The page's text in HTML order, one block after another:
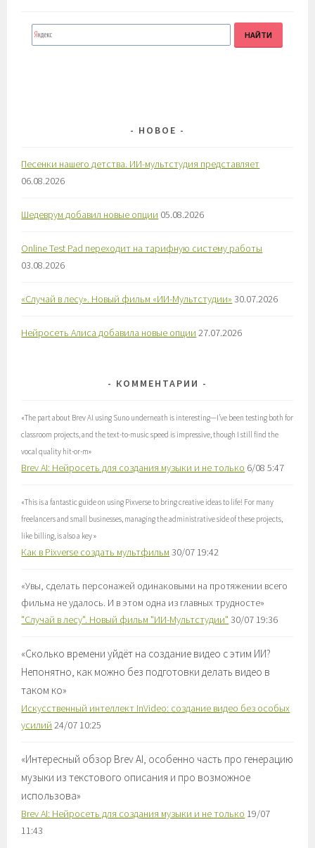
НОВОЕ
Песенки нашего детства. ИИ-мультстудия представляет
06.08.2026
Шедеврум добавил новые опции 05.08.2026
Online Test Pad переходит на тарифную систему работы
03.08.2026
«Случай в лесу». Новый фильм «ИИ-Мультстудии» 30.07.2026
Нейросеть Алиса добавила новые опции 27.07.2026
КОММЕНТАРИИ
«The part about Brev AI using Suno underneath is interesting—I’ve been testing both for
classroom projects, and the text-to-music speed is impressive, though I still find the
vocal quality hit-or-m»
Brev AI: Нейросеть для создания музыки и не только 6/08 5:47
«This is a fantastic guide on using Pixverse to bring creative ideas to life! For many
freelancers and small businesses, managing the administrative side of these projects,
like billing, is also a key»
Как в Pixverse создать мультфильм 30/07 19:42
«Увы, сделать персонажей одинаковыми на протяжении всего
фильма не удалось. И в этом одна из главных трудносте»
"Случай в лесу". Новый фильм "ИИ-Мультстудии" 30/07 19:36
«Сколько времени уйдёт на создание видео с этим ИИ?
Непонятно, как можно без подготовки делать видео в
таком ко»
Искусственный интеллект InVideo: создание видео без особых
усилий 24/07 10:25
«Интересный обзор Brev AI, особенно часть про генерацию
музыки из текстового описания и про возможное
использова»
Brev AI: Нейросеть для создания музыки и не только 19/07
11:43